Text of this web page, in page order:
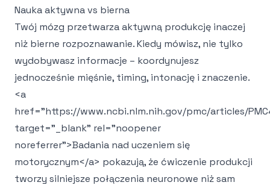
Nauka aktywna vs bierna
Twój mózg przetwarza aktywną produkcję inaczej
niż bierne rozpoznawanie. Kiedy mówisz, nie tylko
wydobywasz informacje – koordynujesz
jednocześnie mięśnie, timing, intonację i znaczenie.
<a
href="https://www.ncbi.nlm.nih.gov/pmc/articles/
target="_blank" rel="noopener
noreferrer">Badania nad uczeniem się
motorycznym</a> pokazują, że ćwiczenie produkcji
tworzy silniejsze połączenia neuronowe niż sam